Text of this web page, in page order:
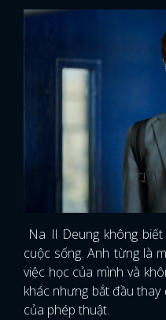
Na Il Deung không
cuộc sống. Anh từng là
việc học của mình và
khác nhưng bắt đầu
của phép thuật.